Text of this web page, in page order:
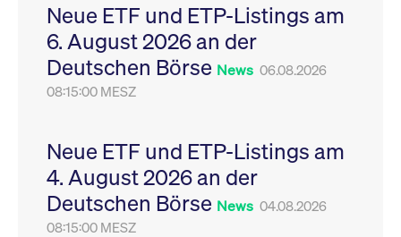
Neue ETF und ETP-Listings am
6. August 2026 an der
Deutschen Börse News 06.08.2026
08:15:00 MESZ
Neue ETF und ETP-Listings am
4. August 2026 an der
Deutschen Börse News 04.08.2026
08:15:00 MESZ
Sitzungen geehrt